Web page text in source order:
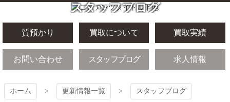
ス
ッ
スタッフブログ
質預かり 買取について 買取実績
お問い合わせ スタッフブログ 求人情報
ホーム 更新情報一覧 スタッフブログ